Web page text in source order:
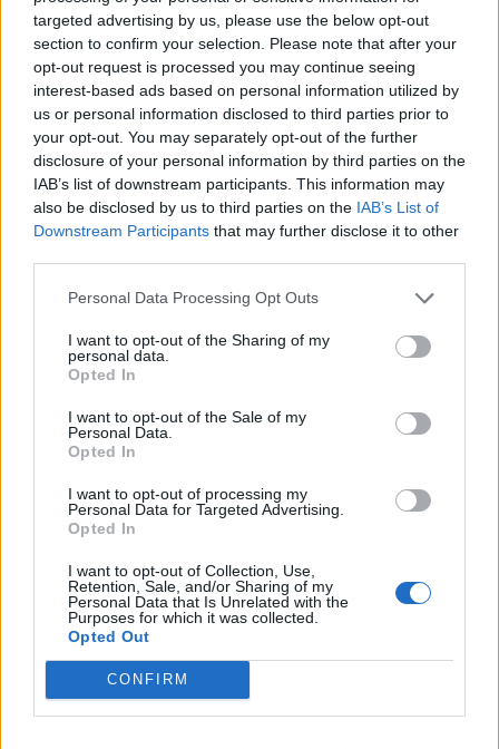
targeted advertising by us, please use the below opt-out
section to confirm your selection. Please note that after your
opt-out request is processed you may continue seeing
interest-based ads based on personal information utilized by
us or personal information disclosed to third parties prior to
your opt-out. You may separately opt-out of the further
disclosure of your personal information by third parties on the
IAB’s list of downstream participants. This information may
also be disclosed by us to third parties on the IAB’s List of
Downstream Participants that may further disclose it to other
Personal Data Processing Opt Outs
I want to opt-out of the Sharing of my
personal data.
Opted In
I want to opt-out of the Sale of my
Personal Data.
Opted In
I want to opt-out of processing my
Personal Data for Targeted Advertising.
Opted In
I want to opt-out of Collection, Use,
Retention, Sale, and/or Sharing of my
Personal Data that Is Unrelated with the
Purposes for which it was collected.
Opted Out
CONFIRM
DETAIL
PRODUKTU
HODNOTENIE
PRODUKTU
Popis produktu
Ako samovrtné skrutky DIN 7504K, alebo aj samovrtné skrutky
TEX sú označované také skrutky, ktoré si počas skrutkovania
vďaka špeciálnej špičke predvŕtavajú dieru a prostredníctvom
ostrého závitu režú závit. Vďaka tomu sú TEX skrutky
relatívne mäkšie materiály, ako je napríklad plech alebo hliníkové
profily. Jednotkova cena je za cks=100ks
0
0% zákazníkov odporúča produkt
Strojnícka 5, Prešov